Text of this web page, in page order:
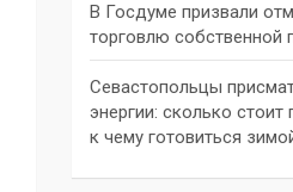
В Госдуме призвали
торговлю собственной
Севастопольцы
энергии: сколько
к чему готовиться